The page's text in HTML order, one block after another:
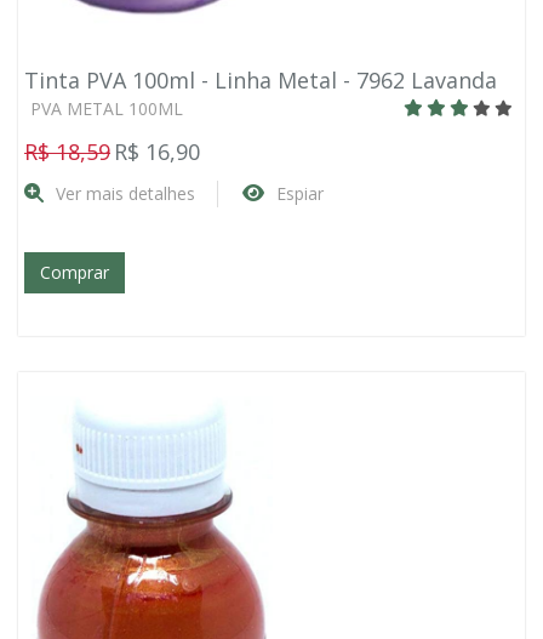
Tinta PVA 100ml - Linha Metal - 7962 Lavanda
PVA METAL 100ML
R$ 18,59 R$ 16,90
Ver mais detalhes Espiar
Comprar